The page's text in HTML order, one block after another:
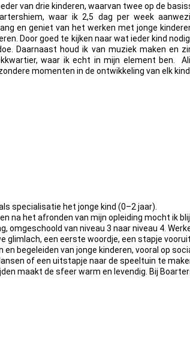
van drie kinderen, waarvan twee op de
waar ik 2,5 dag per week
en geniet van het werken met jonge
Door goed te kijken naar wat ieder kind
Daarnaast houd ik van muziek maken en
waar ik echt in mijn element ben.
momenten in de ontwikkeling van elk kind.
specialisatie het jonge kind (0–2 jaar).
na het afronden van mijn opleiding mocht ik
omgeschoold van niveau 3 naar niveau 4.
glimlach, een eerste woordje, een stapje
begeleiden van jonge kinderen, vooral op
of een uitstapje naar de speeltuin te
maakt de sfeer warm en levendig. Bij